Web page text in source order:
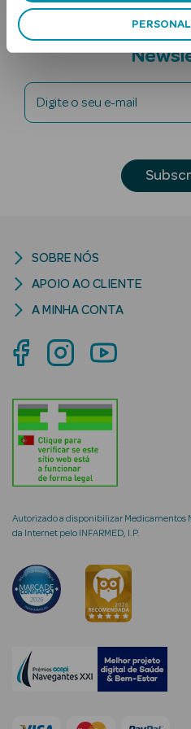
Rosto
Lábios
Solares Bebé e
Criança
Rosto e
Ver Tudo
Cosmética
Hidratantes
Séruns Faciais
Creme de Olhos
Digite o seu e-mail
Autorizado a disponibilizar Medicamentos
da Internet pelo INFARMED, I.P.
SOBRE NÓS
APOIO AO CLIENTE
A MINHA CONTA